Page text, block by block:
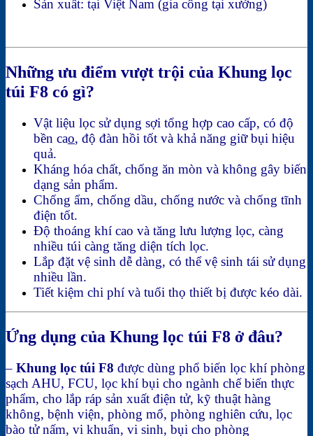
Sản xuất: tại Việt Nam (gia công tại xưởng)
Những ưu điểm vượt trội của Khung lọc
túi F8 có gì?
Vật liệu lọc sử dụng sợi tổng hợp cao cấp, có độ
bền cao, độ đàn hồi tốt và khả năng giữ bụi hiệu
quả.
Kháng hóa chất, chống ăn mòn và không gây biến
dạng sản phẩm.
Chống ẩm, chống dầu, chống nước và chống tĩnh
điện tốt.
Độ thoáng khí cao và tăng lưu lượng lọc, càng
nhiều túi càng tăng diện tích lọc.
Lắp đặt vệ sinh dễ dàng, có thể vệ sinh tái sử dụng
nhiều lần.
Tiết kiệm chi phí và tuổi thọ thiết bị được kéo dài.
Ứng dụng của Khung lọc túi F8 ở đâu?
– Khung lọc túi F8 được dùng phổ biến lọc khí phòng
sạch AHU, FCU, lọc khí bụi cho ngành chế biến thực
phẩm, cho lắp ráp sản xuất điện tử, kỹ thuật hàng
không, bệnh viện, phòng mổ, phòng nghiên cứu, lọc
bào tử nấm, vi khuẩn, vi sinh, bụi cho phòng